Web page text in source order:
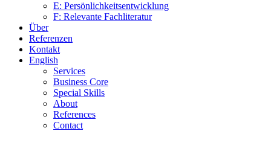
E: Persönlichkeitsentwicklung
F: Relevante Fachliteratur
Über
Referenzen
Kontakt
English
Services
Business Core
Special Skills
About
References
Contact